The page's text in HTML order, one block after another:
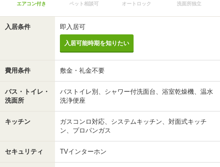
エアコン付き ペット相談可 オートロック 洗面所独立
入居条件 即入居可
入居可能時期を知りたい
費用条件 敷金・礼金不要
バス・トイレ・
洗面所
バストイレ別、シャワー付洗面台、浴室乾燥機、温水
洗浄便座
キッチン
ガスコンロ対応、システムキッチン、対面式キッチ
ン、プロパンガス
セキュリティ TVインターホン